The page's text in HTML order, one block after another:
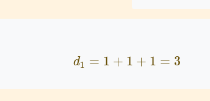
d1 = 1 + 1 + 1 = 3
d1= 1 +1 + = 3